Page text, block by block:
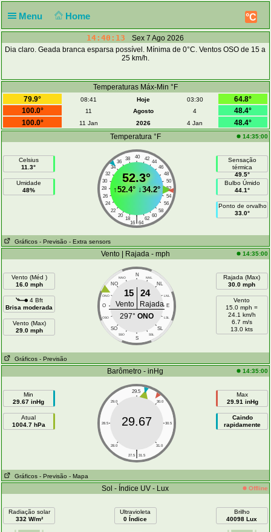
Menu Home °C
14:40:14
Sex 7 Ago 2026
Dia claro. Geada branca esparsa possível. Mínima de 0°C. Ventos OSO de 15 a
25 km/h.
Temperaturas Máx-Min °F
79.9°
08:41 Hoje 03:30
64.8°
100.0°
11 Agosto 4
48.4°
100.0°
11 Jan 2026 4 Jan
48.4°
Temperatura °F
14:35:00
Celsius
11.3°
Umidade
48%
40
38 42
36
44
34
46
32
48
30
50
28
52
26
54
24
56
22
58
20
60
18 62
|
16 64
52.3°
↑52.4°↓34.2°
Sensação
térmica
49.5°
Bulbo Úmido
44.1°
Ponto de orvalho
33.0°
Gráficos - Previsão - Extra sensors
Vento | Rajada - mph 14:35:00
Vento (Méd )
16.0 mph
4 Bft
Brisa moderada
Vento (Max)
29.0 mph
N
NNO NNL
NO NL
ONO LNL
O E
OSO LSL
SO SL
SSO SSL
S
15 24
Vento
Rajada
297° ONO
Rajada (Max)
30.0 mph
Vento
15.0 mph =
24.1 km/h
6.7 m/s
13.0 kts
Gráficos - Previsão
Barômetro - inHg 14:35:00
Min
29.67 inHg
Atual
1004.7 hPa
29.5
29.0 30.0
28.5 30.5
28.0 31.0
|
27.5 31.5
29.67
Max
29.91 inHg
Caindo
rapidamente
Gráficos - Previsão - Mapa
Sol - Índice UV - Lux Offline
Radiação solar
332 W/m²
Ultravioleta
0 Índice
Brilho
40098 Lux